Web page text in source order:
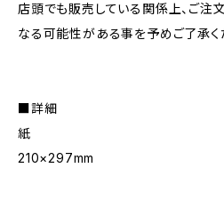
店頭でも販売している関係上、ご注
なる可能性がある事を予めご了承く
■詳細
紙
210×297mm